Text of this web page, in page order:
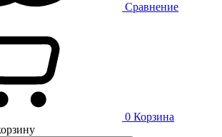
Сравнение
0 Корзина